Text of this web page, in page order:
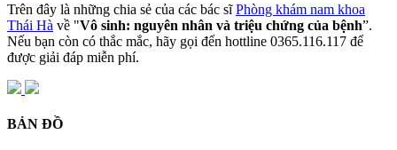
Trên đây là những chia sẻ của các bác sĩPhòng khám nam khoa
Thái Hà về "Vô sinh: nguyên nhân và triệu chứng của bệnh”.
Nếu bạn còn có thắc mắc, hãy gọi đến hottline 0365.116.117 để
được giải đáp miễn phí.
BẢN ĐỒ